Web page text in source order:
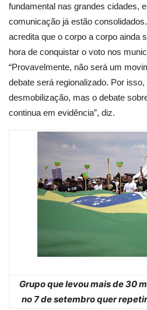
fundamental nas grandes cidades,
comunicação já estão
acredita que o corpo a corpo ainda
hora de conquistar o voto nos
“Provavelmente, não será um
debate será regionalizado. Por
desmobilização, mas o debate
continua em evidência”, diz.
Grupo que levou mais de 30
no 7 de setembro quer